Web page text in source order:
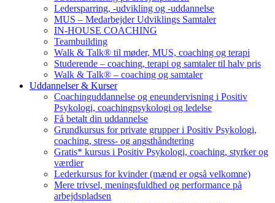
Ledersparring, -udvikling og -uddannelse
MUS – Medarbejder Udviklings Samtaler
IN-HOUSE COACHING
Teambuilding
Walk & Talk® til møder, MUS, coaching og terapi
Studerende – coaching, terapi og samtaler til halv pris
Walk & Talk® – coaching og samtaler
Uddannelser & Kurser
Coachinguddannelse og eneundervisning i Positiv
Psykologi, coachingpsykologi og ledelse
Få betalt din uddannelse
Grundkursus for private grupper i Positiv Psykologi,
coaching, stress- og angsthåndtering
Gratis* kursus i Positiv Psykologi, coaching, styrker og
værdier
Lederkursus for kvinder (mænd er også velkomne)
Mere trivsel, meningsfuldhed og performance på
arbejdspladsen